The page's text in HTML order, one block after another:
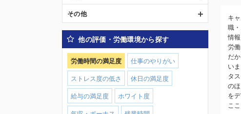
キ
職
情
労
だ
い
タ
の
を
こ
その他
他の評価・労働環境から探す
労働時間の満足度
仕事のやりがい
ストレス度の低さ
休日の満足度
給与の満足度
ホワイト度